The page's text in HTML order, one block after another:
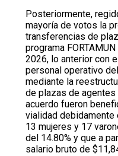
Posteriormente,
mayoría de votos la
transferencias de
programa
2026, lo anterior con
personal operativo
mediante la
de plazas de
acuerdo fueron
vialidad
13 mujeres y 17
del 14.80% y que a
salario bruto de